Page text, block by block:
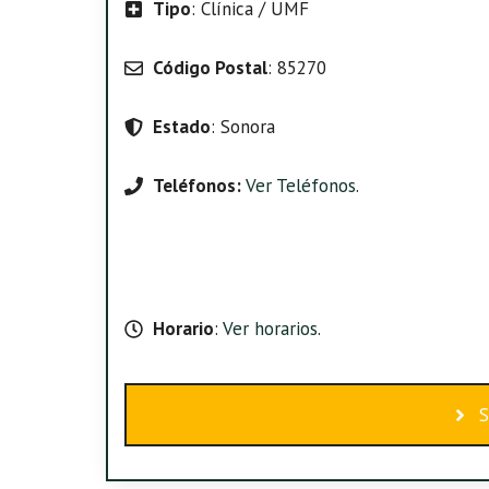
Tipo: Clínica / UMF
Código Postal: 85270
Estado: Sonora
Teléfonos:Ver Teléfonos.
Horario: Ver horarios.